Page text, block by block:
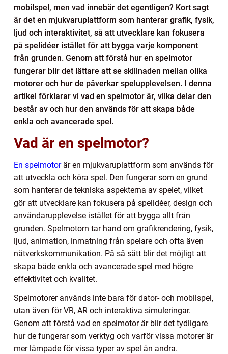
mobilspel, men vad innebär det egentligen? Kort sagt
är det en mjukvaruplattform som hanterar grafik, fysik,
ljud och interaktivitet, så att utvecklare kan fokusera
på spelidéer istället för att bygga varje komponent
från grunden. Genom att förstå hur en spelmotor
fungerar blir det lättare att se skillnaden mellan olika
motorer och hur de påverkar spelupplevelsen. I denna
artikel förklarar vi vad en spelmotor är, vilka delar den
består av och hur den används för att skapa både
enkla och avancerade spel.
Vad är en spelmotor?
En spelmotorär en mjukvaruplattform som används för
att utveckla och köra spel. Den fungerar som en grund
som hanterar de tekniska aspekterna av spelet, vilket
gör att utvecklare kan fokusera på spelidéer, design och
användarupplevelse istället för att bygga allt från
grunden. Spelmotorn tar hand om grafikrendering, fysik,
ljud, animation, inmatning från spelare och ofta även
nätverkskommunikation. På så sätt blir det möjligt att
skapa både enkla och avancerade spel med högre
effektivitet och kvalitet.
Spelmotorer används inte bara för dator- och mobilspel,
utan även för VR, AR och interaktiva simuleringar.
Genom att förstå vad en spelmotor är blir det tydligare
hur de fungerar som verktyg och varför vissa motorer är
mer lämpade för vissa typer av spel än andra.